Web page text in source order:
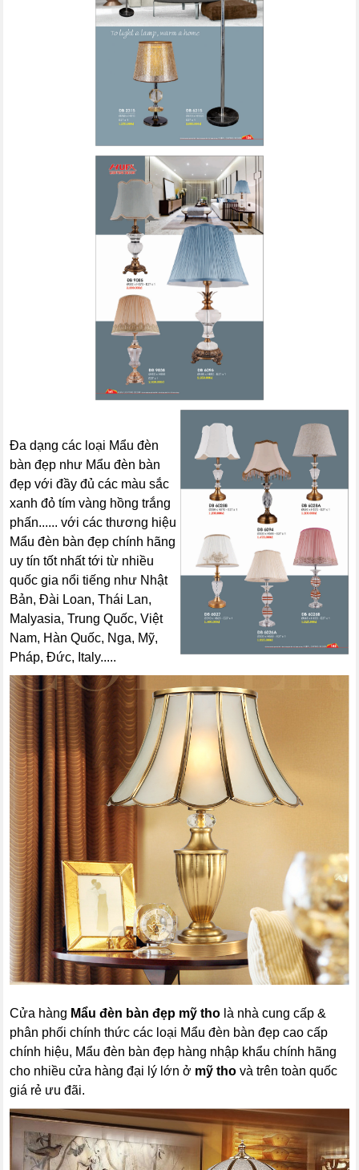
Đa dạng các loại Mẩu đèn
bàn đẹp như Mẩu đèn bàn
đẹp với đầy đủ các màu sắc
xanh đỏ tím vàng hồng trắng
phấn...... với các thương hiệu
Mẩu đèn bàn đẹp chính hãng
uy tín tốt nhất tới từ nhiều
quốc gia nổi tiếng như Nhật
Bản, Đài Loan, Thái Lan,
Malyasia, Trung Quốc, Việt
Nam, Hàn Quốc, Nga, Mỹ,
Pháp, Đức, Italy.....
Cửa hàng Mẩu đèn bàn đẹp mỹ tho là nhà cung cấp &
phân phối chính thức các loại Mẩu đèn bàn đẹp cao cấp
chính hiệu, Mẩu đèn bàn đẹp hàng nhập khẩu chính hãng
cho nhiều cửa hàng đại lý lớn ở mỹ tho và trên toàn quốc
giá rẻ ưu đãi.